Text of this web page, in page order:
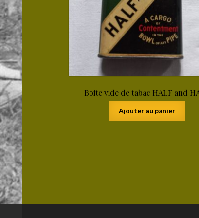
Boite vide de tabac HALF and
Ajouter au panier